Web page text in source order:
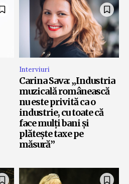
Interviuri
Carina Sava: „Industria
muzicală românească
nu este privită ca o
industrie, cu toate că
face mulți bani și
plătește taxe pe
măsură”